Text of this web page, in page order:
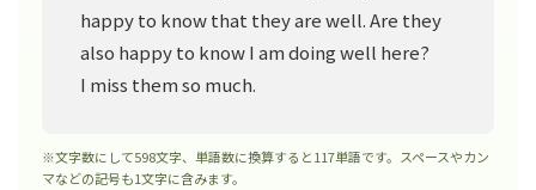
happy to know that they are well. Are they
also happy to know I am doing well here?
I miss them so much.
※文字数にして598文字、単語数に換算すると117単語です。スペースやカン
マなどの記号も1文字に含みます。